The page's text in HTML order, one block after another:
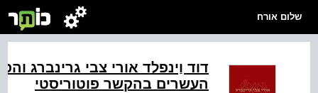
שלום אורח
דוד וַינפלד אורי צבי גרינברג
העשרים בהקשר פוטוריסטי